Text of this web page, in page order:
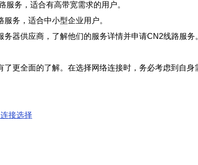
务，适合有高带宽需求的用户。
务，适合中小型企业用户。
器供应商，了解他们的服务详情并申请CN2线路服
更全面的了解。在选择网络连接时，务必考虑到自
接选择